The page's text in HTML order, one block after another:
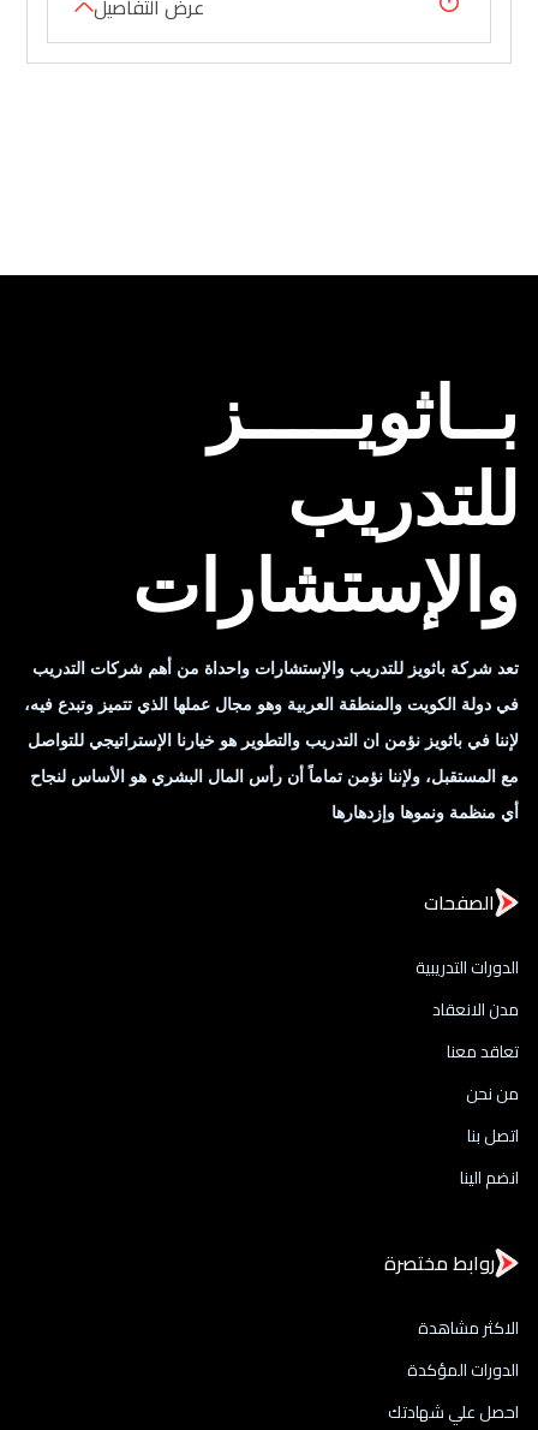
عرض التفاصيل
بــاثويـــــز
للتدريب
والإستشارات
تعد شركة باثويز للتدريب والإستشارات واحداة من أهم شركات التدريب
في دولة الكويت والمنطقة العربية وهو مجال عملها الذي تتميز وتبدع فيه،
لإننا في باثويز نؤمن ان التدريب والتطوير هو خيارنا الإستراتيجي للتواصل
مع المستقبل، ولإننا نؤمن تماماً أن رأس المال البشري هو الأساس لنجاح
أي منظمة ونموها وإزدهارها
الصفحات
الدورات التدريبية
مدن الانعقاد
تعاقد معنا
من نحن
اتصل بنا
انضم الينا
روابط مختصرة
الاكثر مشاهدة
الدورات المؤكدة
احصل علي شهادتك